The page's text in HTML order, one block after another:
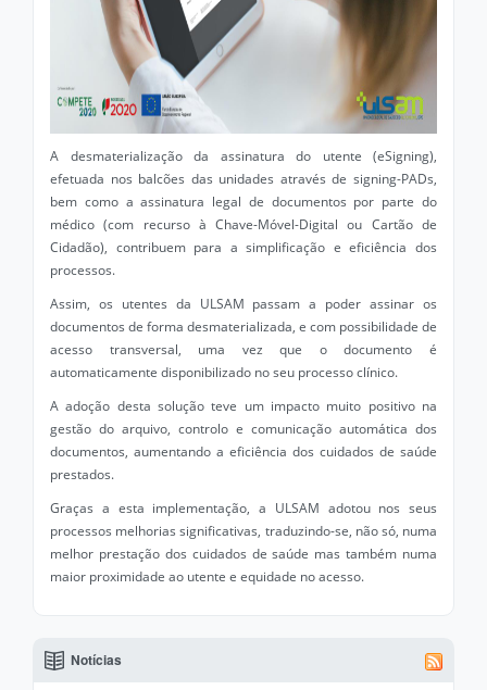
A desmaterialização da assinatura do utente (eSigning),
efetuada nos balcões das unidades através de signing-PADs,
bem como a assinatura legal de documentos por parte do
médico (com recurso à Chave-Móvel-Digital ou Cartão de
Cidadão), contribuem para a simplificação e eficiência dos
processos.
Assim, os utentes da ULSAM passam a poder assinar os
documentos de forma desmaterializada, e com possibilidade de
acesso transversal, uma vez que o documento é
automaticamente disponibilizado no seu processo clínico.
A adoção desta solução teve um impacto muito positivo na
gestão do arquivo, controlo e comunicação automática dos
documentos, aumentando a eficiência dos cuidados de saúde
prestados.
Graças a esta implementação, a ULSAM adotou nos seus
processos melhorias significativas, traduzindo-se, não só, numa
melhor prestação dos cuidados de saúde mas também numa
maior proximidade ao utente e equidade no acesso.
Notícias